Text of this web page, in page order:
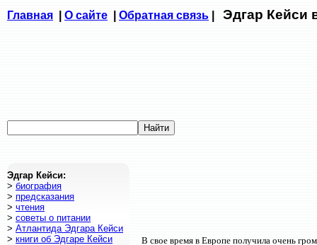
Эдгар Кейси:
> биография
> предсказания
> чтения
> советы о питании
> Атлантида Эдгара Кейси
> книги об Эдгаре Кейси
Главная О сайте Обратная связь Эдгар Кейси
В свое время в Европе получила очень